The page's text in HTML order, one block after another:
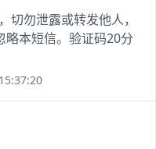
切勿泄露或转发他人，
略本短信。验证码20分